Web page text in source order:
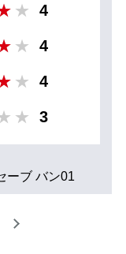
4
4
4
3
ーブ バン01